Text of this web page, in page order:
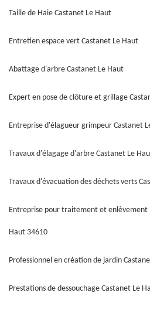
Taille de Haie Castanet Le Haut
Entretien espace vert Castanet Le Haut
Abattage d'arbre Castanet Le Haut
Expert en pose de clôture et grillage
Entreprise d'élagueur grimpeur Castanet
Travaux d'élagage d'arbre Castanet Le
Travaux d'évacuation des déchets verts
Entreprise pour traitement et enlèvement
Haut 34610
Professionnel en création de jardin
Prestations de dessouchage Castanet Le